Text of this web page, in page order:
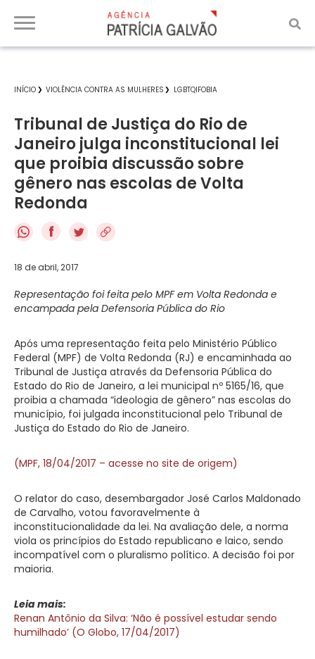
INÍCIO VIOLÊNCIA CONTRA AS MULHERES LGBTQIFOBIA
Tribunal de Justiça do Rio de
Janeiro julga inconstitucional lei
que proibia discussão sobre
gênero nas escolas de Volta
Redonda
f
18 de abril, 2017
Representação foi feita pelo MPF em Volta Redonda e
encampada pela Defensoria Pública do Rio
Após uma representação feita pelo Ministério Público
Federal (MPF) de Volta Redonda (RJ) e encaminhada ao
Tribunal de Justiça através da Defensoria Pública do
Estado do Rio de Janeiro, a lei municipal nº 5165/16, que
proibia a chamada “ideologia de gênero” nas escolas do
município, foi julgada inconstitucional pelo Tribunal de
Justiça do Estado do Rio de Janeiro.
(MPF, 18/04/2017 – acesse no site de origem)
O relator do caso, desembargador José Carlos Maldonado
de Carvalho, votou favoravelmente à
inconstitucionalidade da lei. Na avaliação dele, a norma
viola os princípios do Estado republicano e laico, sendo
incompatível com o pluralismo político. A decisão foi por
maioria.
Leia mais:
Renan Antônio da Silva: ‘Não é possível estudar sendo
humilhado’ (O Globo, 17/04/2017)